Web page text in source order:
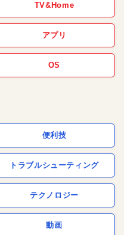
TV&Home
アプリ
OS
便利技
トラブルシューティング
テクノロジー
動画